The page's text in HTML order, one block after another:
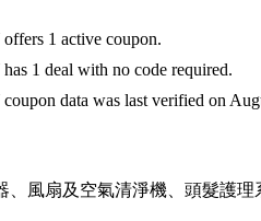
1 active coupon.
1 deal with no code required.
data was last verified on
、風扇及空氣清淨機、頭髮護